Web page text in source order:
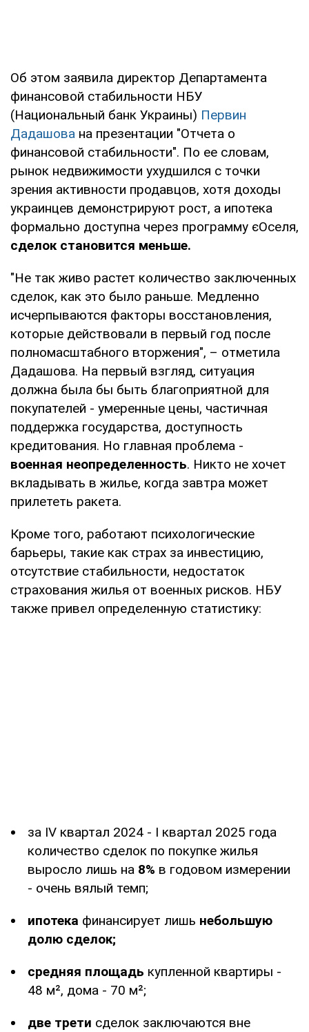
Об этом заявила директор Департамента
финансовой стабильности НБУ
(Национальный банк Украины) Первин
Дадашова на презентации "Отчета о
финансовой стабильности". По ее словам,
рынок недвижимости ухудшился с точки
зрения активности продавцов, хотя доходы
украинцев демонстрируют рост, а ипотека
формально доступна через программу єОселя,
сделок становится меньше.
"Не так живо растет количество заключенных
сделок, как это было раньше. Медленно
исчерпываются факторы восстановления,
которые действовали в первый год после
полномасштабного вторжения", – отметила
Дадашова. На первый взгляд, ситуация
должна была бы быть благоприятной для
покупателей - умеренные цены, частичная
поддержка государства, доступность
кредитования. Но главная проблема -
военная неопределенность. Никто не хочет
вкладывать в жилье, когда завтра может
прилететь ракета.
Кроме того, работают психологические
барьеры, такие как страх за инвестицию,
отсутствие стабильности, недостаток
страхования жилья от военных рисков. НБУ
также привел определенную статистику:
за IV квартал 2024 - I квартал 2025 года
количество сделок по покупке жилья
выросло лишь на 8% в годовом измерении
- очень вялый темп;
ипотека финансирует лишь небольшую
долю сделок;
средняя площадь купленной квартиры -
48 м², дома - 70 м²;
две трети сделок заключаются вне